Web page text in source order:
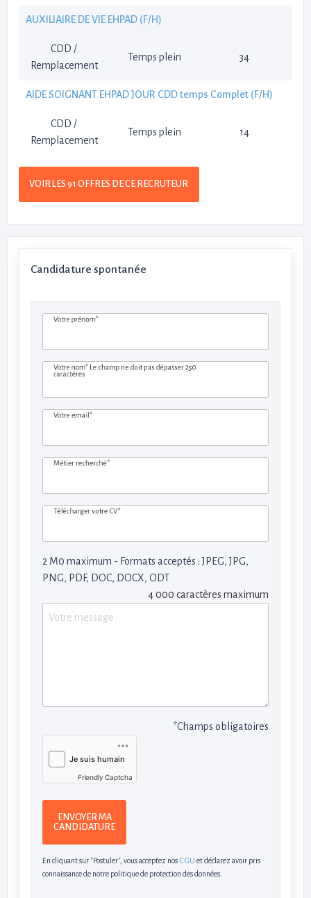
AUXILIAIRE DE VIE EHPAD (F/H)
CDD /
Remplacement
Temps plein 34
AIDE SOIGNANT EHPAD JOUR CDD temps Complet (F/H)
CDD /
Remplacement
Temps plein 14
VOIR LES 91 OFFRES DE CE RECRUTEUR
Candidature spontanée
Votre prénom*
Votre nom* Le champ ne doit pas dépasser 250
caractères
Votre email*
Métier recherché*
Télécharger votre CV*
2 M0 maximum - Formats acceptés : JPEG, JPG,
PNG, PDF, DOC, DOCX, ODT
4 000 caractères maximum
*Champs obligatoires
Friendly Captcha
ENVOYER MA
CANDIDATURE
En cliquant sur "Postuler", vous acceptez nos CGU et déclarez avoir pris
connaissance de notre politique de protection des données.